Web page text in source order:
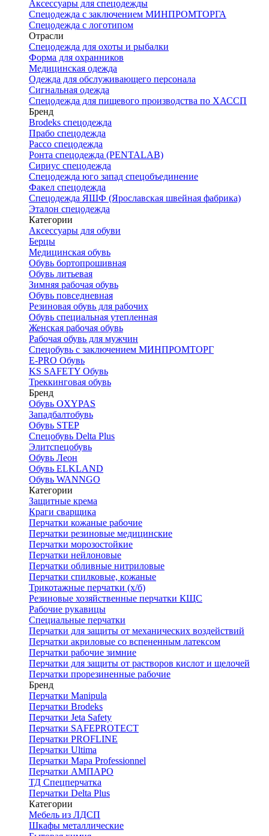
Аксессуары для спецодежды
Спецодежда с заключением МИНПРОМТОРГА
Спецодежда с логотипом
Отрасли
Спецодежда для охоты и рыбалки
Форма для охранников
Медицинская одежда
Одежда для обслуживающего персонала
Сигнальная одежда
Спецодежда для пищевого производства по ХАССП
Бренд
Brodeks спецодежда
Прабо спецодежда
Рассо спецодежда
Ронта спецодежда (PENTALAB)
Сириус спецодежда
Спецодежда юго запад спецобъединение
Факел спецодежда
Спецодежда ЯШФ (Ярославская швейная фабрика)
Эталон спецодежда
Категории
Аксессуары для обуви
Берцы
Медицинская обувь
Обувь бортопрошивная
Обувь литьевая
Зимняя рабочая обувь
Обувь повседневная
Резиновая обувь для рабочих
Обувь специальная утепленная
Женская рабочая обувь
Рабочая обувь для мужчин
Спецобувь с заключением МИНПРОМТОРГ
E-PRO Обувь
KS SAFETY Обувь
Треккинговая обувь
Бренд
Обувь OXYPAS
Западбалтобувь
Обувь STEP
Спецобувь Delta Plus
Элитспецобувь
Обувь Леон
Обувь ELKLAND
Обувь WANNGO
Категории
Защитные крема
Краги сварщика
Перчатки кожаные рабочие
Перчатки резиновые медицинские
Перчатки морозостойкие
Перчатки нейлоновые
Перчатки обливные нитриловые
Перчатки спилковые, кожаные
Трикотажные перчатки (х/б)
Резиновые хозяйственные перчатки КЩС
Рабочие рукавицы
Специальные перчатки
Перчатки для защиты от механических воздействий
Перчатки акриловые со вспененным латексом
Перчатки рабочие зимние
Перчатки для защиты от растворов кислот и щелочей
Перчатки прорезиненные рабочие
Бренд
Перчатки Manipula
Перчатки Brodeks
Перчатки Jeta Safety
Перчатки SAFEPROTECT
Перчатки PROFLINE
Перчатки Ultima
Перчатки Мара Professionnel
Перчатки АМПАРО
ТД Спецперчатка
Перчатки Delta Plus
Категории
Мебель из ЛДСП
Шкафы металлические